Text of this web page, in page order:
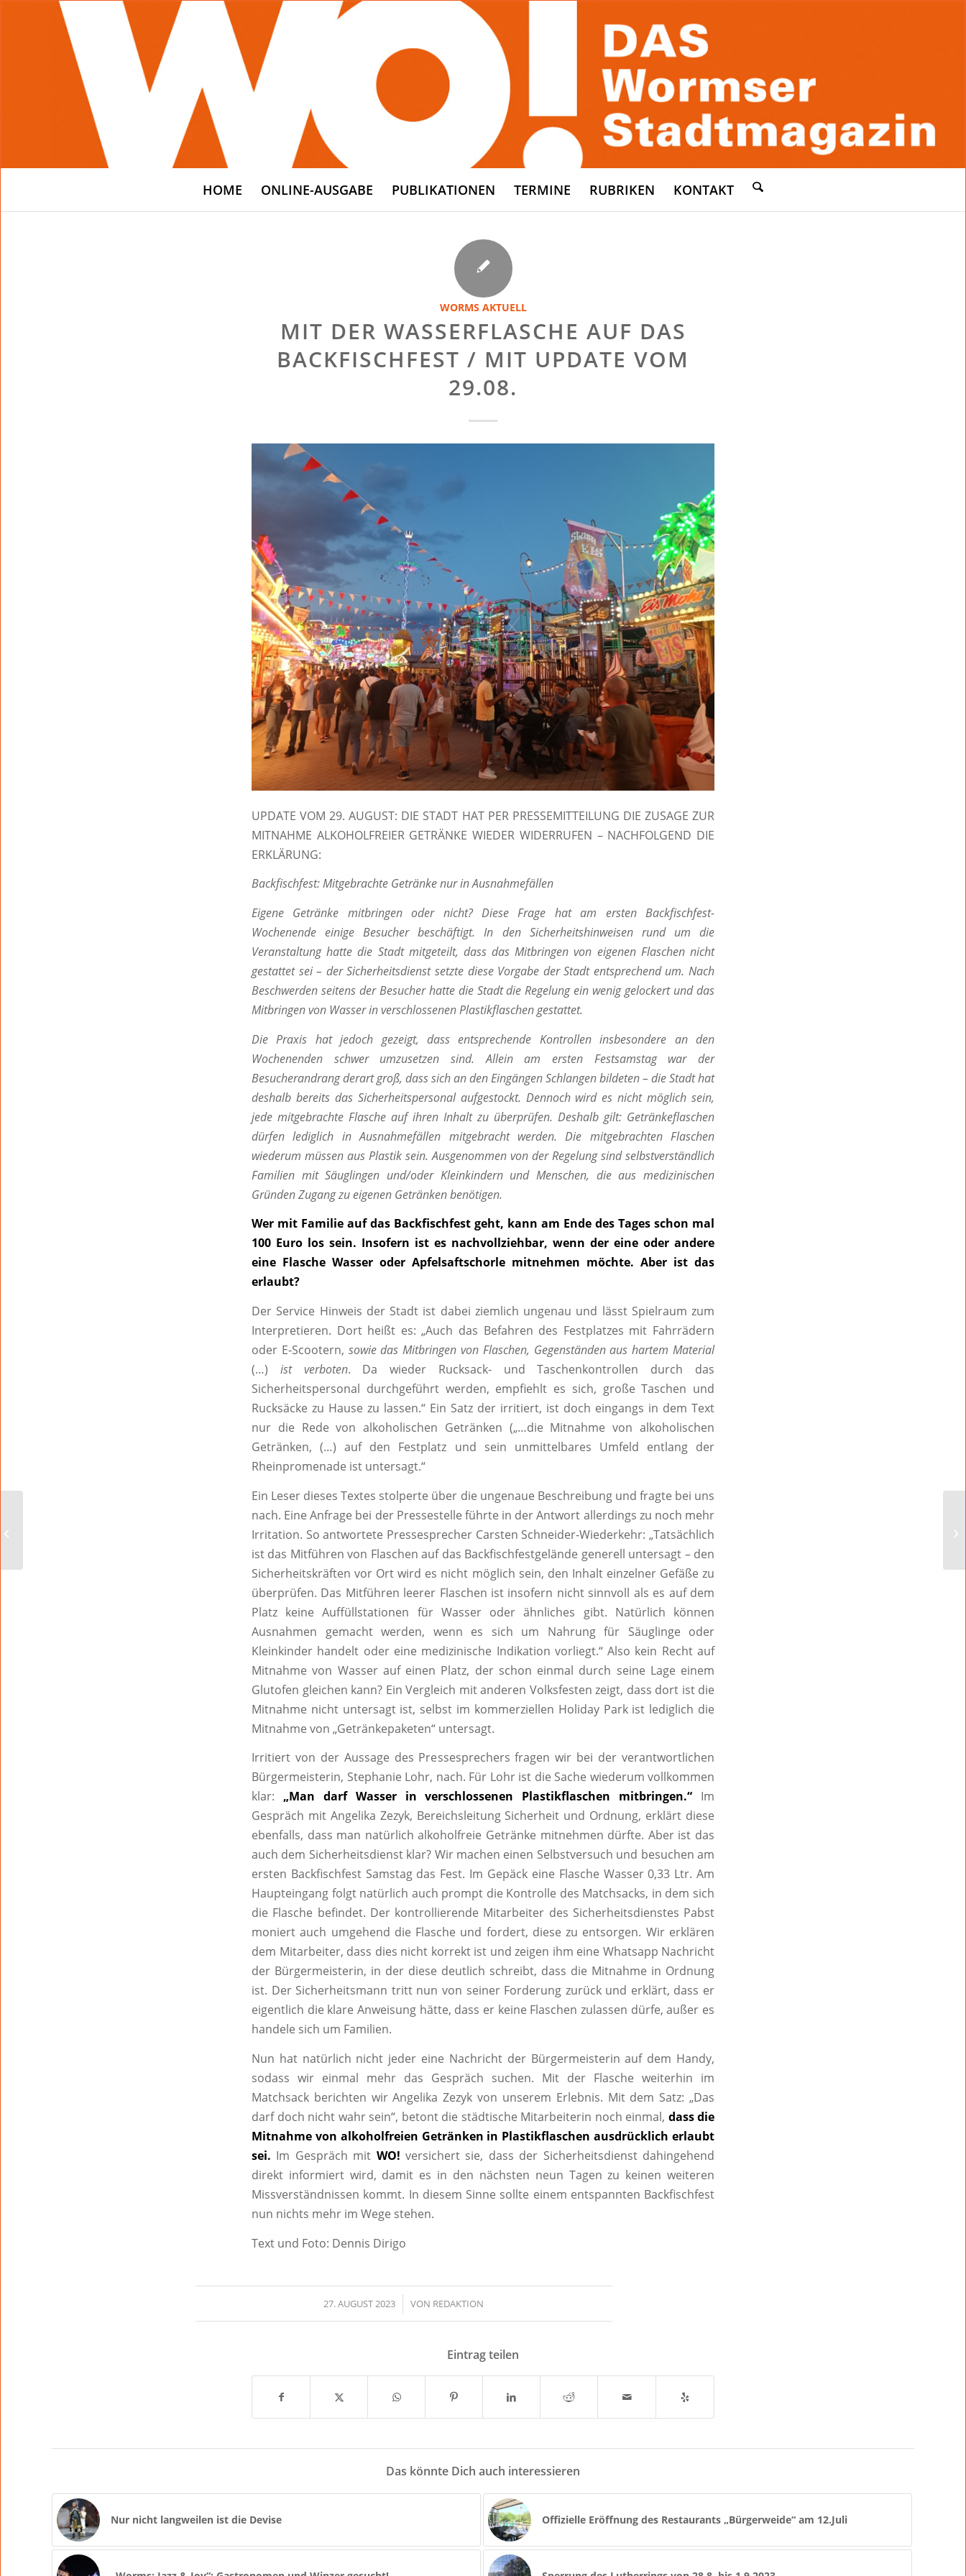
HOME ONLINE-AUSGABE PUBLIKATIONEN TERMINE RUBRIKEN KONTAKT
WORMS AKTUELL
MIT DER WASSERFLASCHE AUF DAS
BACKFISCHFEST / MIT UPDATE VOM
29.08.
UPDATE VOM 29. AUGUST: DIE STADT HAT PER PRESSEMITTEILUNG DIE ZUSAGE ZUR
MITNAHME ALKOHOLFREIER GETRÄNKE WIEDER WIDERRUFEN – NACHFOLGEND DIE
ERKLÄRUNG:
Backfischfest: Mitgebrachte Getränke nur in Ausnahmefällen
Eigene Getränke mitbringen oder nicht? Diese Frage hat am ersten Backfischfest-
Wochenende einige Besucher beschäftigt. In den Sicherheitshinweisen rund um die
Veranstaltung hatte die Stadt mitgeteilt, dass das Mitbringen von eigenen Flaschen nicht
gestattet sei – der Sicherheitsdienst setzte diese Vorgabe der Stadt entsprechend um. Nach
Beschwerden seitens der Besucher hatte die Stadt die Regelung ein wenig gelockert und das
Mitbringen von Wasser in verschlossenen Plastikflaschen gestattet.
Die Praxis hat jedoch gezeigt, dass entsprechende Kontrollen insbesondere an den
Wochenenden schwer umzusetzen sind. Allein am ersten Festsamstag war der
Besucherandrang derart groß, dass sich an den Eingängen Schlangen bildeten – die Stadt hat
deshalb bereits das Sicherheitspersonal aufgestockt. Dennoch wird es nicht möglich sein,
jede mitgebrachte Flasche auf ihren Inhalt zu überprüfen. Deshalb gilt: Getränkeflaschen
dürfen lediglich in Ausnahmefällen mitgebracht werden. Die mitgebrachten Flaschen
wiederum müssen aus Plastik sein. Ausgenommen von der Regelung sind selbstverständlich
Familien mit Säuglingen und/oder Kleinkindern und Menschen, die aus medizinischen
Gründen Zugang zu eigenen Getränken benötigen.
Wer mit Familie auf das Backfischfest geht, kann am Ende des Tages schon mal
100 Euro los sein. Insofern ist es nachvollziehbar, wenn der eine oder andere
eine Flasche Wasser oder Apfelsaftschorle mitnehmen möchte. Aber ist das
erlaubt?
Der Service Hinweis der Stadt ist dabei ziemlich ungenau und lässt Spielraum zum
Interpretieren. Dort heißt es: „Auch das Befahren des Festplatzes mit Fahrrädern
oder E-Scootern, sowie das Mitbringen von Flaschen, Gegenständen aus hartem Material
(…) ist verboten. Da wieder Rucksack- und Taschenkontrollen durch das
Sicherheitspersonal durchgeführt werden, empfiehlt es sich, große Taschen und
Rucksäcke zu Hause zu lassen.“ Ein Satz der irritiert, ist doch eingangs in dem Text
nur die Rede von alkoholischen Getränken („…die Mitnahme von alkoholischen
Getränken, (…) auf den Festplatz und sein unmittelbares Umfeld entlang der
Rheinpromenade ist untersagt.“
Ein Leser dieses Textes stolperte über die ungenaue Beschreibung und fragte bei uns
nach. Eine Anfrage bei der Pressestelle führte in der Antwort allerdings zu noch mehr
Irritation. So antwortete Pressesprecher Carsten Schneider-Wiederkehr: „Tatsächlich
ist das Mitführen von Flaschen auf das Backfischfestgelände generell untersagt – den
Sicherheitskräften vor Ort wird es nicht möglich sein, den Inhalt einzelner Gefäße zu
überprüfen. Das Mitführen leerer Flaschen ist insofern nicht sinnvoll als es auf dem
Platz keine Auffüllstationen für Wasser oder ähnliches gibt. Natürlich können
Ausnahmen gemacht werden, wenn es sich um Nahrung für Säuglinge oder
Kleinkinder handelt oder eine medizinische Indikation vorliegt.“ Also kein Recht auf
Mitnahme von Wasser auf einen Platz, der schon einmal durch seine Lage einem
Glutofen gleichen kann? Ein Vergleich mit anderen Volksfesten zeigt, dass dort ist die
Mitnahme nicht untersagt ist, selbst im kommerziellen Holiday Park ist lediglich die
Mitnahme von „Getränkepaketen“ untersagt.
Irritiert von der Aussage des Pressesprechers fragen wir bei der verantwortlichen
Bürgermeisterin, Stephanie Lohr, nach. Für Lohr ist die Sache wiederum vollkommen
klar: „Man darf Wasser in verschlossenen Plastikflaschen mitbringen.“ Im
Gespräch mit Angelika Zezyk, Bereichsleitung Sicherheit und Ordnung, erklärt diese
ebenfalls, dass man natürlich alkoholfreie Getränke mitnehmen dürfte. Aber ist das
auch dem Sicherheitsdienst klar? Wir machen einen Selbstversuch und besuchen am
ersten Backfischfest Samstag das Fest. Im Gepäck eine Flasche Wasser 0,33 Ltr. Am
Haupteingang folgt natürlich auch prompt die Kontrolle des Matchsacks, in dem sich
die Flasche befindet. Der kontrollierende Mitarbeiter des Sicherheitsdienstes Pabst
moniert auch umgehend die Flasche und fordert, diese zu entsorgen. Wir erklären
dem Mitarbeiter, dass dies nicht korrekt ist und zeigen ihm eine Whatsapp Nachricht
der Bürgermeisterin, in der diese deutlich schreibt, dass die Mitnahme in Ordnung
ist. Der Sicherheitsmann tritt nun von seiner Forderung zurück und erklärt, dass er
eigentlich die klare Anweisung hätte, dass er keine Flaschen zulassen dürfe, außer es
handele sich um Familien.
Nun hat natürlich nicht jeder eine Nachricht der Bürgermeisterin auf dem Handy,
sodass wir einmal mehr das Gespräch suchen. Mit der Flasche weiterhin im
Matchsack berichten wir Angelika Zezyk von unserem Erlebnis. Mit dem Satz: „Das
darf doch nicht wahr sein“, betont die städtische Mitarbeiterin noch einmal, dass die
Mitnahme von alkoholfreien Getränken in Plastikflaschen ausdrücklich erlaubt
sei. Im Gespräch mit WO! versichert sie, dass der Sicherheitsdienst dahingehend
direkt informiert wird, damit es in den nächsten neun Tagen zu keinen weiteren
Missverständnissen kommt. In diesem Sinne sollte einem entspannten Backfischfest
nun nichts mehr im Wege stehen.
Text und Foto: Dennis Dirigo
27. AUGUST 2023
/ VON REDAKTION
Eintrag teilen
Das könnte Dich auch interessieren
Nur nicht langweilen ist die Devise Offizielle Eröffnung des Restaurants „Bürgerweide“ am 12.Juli